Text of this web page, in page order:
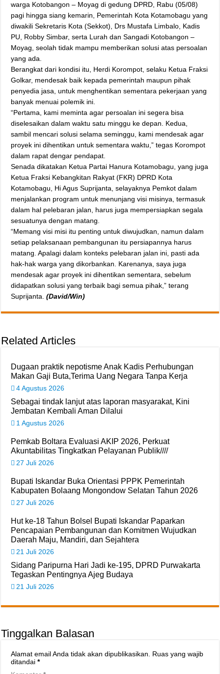
warga Kotobangon – Moyag di gedung DPRD, Rabu (05/08)
pagi hingga siang kemarin, Pemerintah Kota Kotamobagu yang
diwakili Sekretaris Kota (Sekkot), Drs Mustafa Limbalo, Kadis
PU, Robby Simbar, serta Lurah dan Sangadi Kotobangon –
Moyag, seolah tidak mampu memberikan solusi atas persoalan
yang ada.
Berangkat dari kondisi itu, Herdi Korompot, selaku Ketua Fraksi
Golkar, mendesak baik kepada pemerintah maupun pihak
penyedia jasa, untuk menghentikan sementara pekerjaan yang
banyak menuai polemik ini.
“Pertama, kami meminta agar persoalan ini segera bisa
diselesaikan dalam waktu satu minggu ke depan. Kedua,
sambil mencari solusi selama seminggu, kami mendesak agar
proyek ini dihentikan untuk sementara waktu,” tegas Korompot
dalam rapat dengar pendapat.
Senada dikatakan Ketua Partai Hanura Kotamobagu, yang juga
Ketua Fraksi Kebangkitan Rakyat (FKR) DPRD Kota
Kotamobagu, Hi Agus Suprijanta, selayaknya Pemkot dalam
menjalankan program untuk menunjang visi misinya, termasuk
dalam hal pelebaran jalan, harus juga mempersiapkan segala
sesuatunya dengan matang.
“Memang visi misi itu penting untuk diwujudkan, namun dalam
setiap pelaksanaan pembangunan itu persiapannya harus
matang. Apalagi dalam konteks pelebaran jalan ini, pasti ada
hak-hak warga yang dikorbankan. Karenanya, saya juga
mendesak agar proyek ini dihentikan sementara, sebelum
didapatkan solusi yang terbaik bagi semua pihak,” terang
Suprijanta.(David/Win)
Related Articles
Dugaan praktik nepotisme Anak Kadis Perhubungan
Makan Gaji Buta,Terima Uang Negara Tanpa Kerja
4 Agustus 2026
Sebagai tindak lanjut atas laporan masyarakat, Kini
Jembatan Kembali Aman Dilalui
1 Agustus 2026
Pemkab Boltara Evaluasi AKIP 2026, Perkuat
Akuntabilitas Tingkatkan Pelayanan Publik////
27 Juli 2026
Bupati Iskandar Buka Orientasi PPPK Pemerintah
Kabupaten Bolaang Mongondow Selatan Tahun 2026
27 Juli 2026
Hut ke-18 Tahun Bolsel Bupati Iskandar Paparkan
Pencapaian Pembangunan dan Komitmen Wujudkan
Daerah Maju, Mandiri, dan Sejahtera
21 Juli 2026
Sidang Paripurna Hari Jadi ke-195, DPRD Purwakarta
Tegaskan Pentingnya Ajeg Budaya
21 Juli 2026
Tinggalkan Balasan
Alamat email Anda tidak akan dipublikasikan. Ruas yang wajib
ditandai*